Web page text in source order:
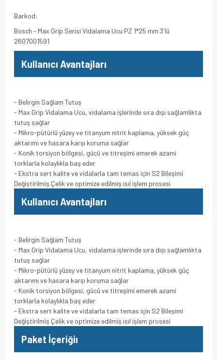
Barkod:
Bosch - Max Grip Serisi Vidalama Ucu PZ 1*25 mm 3'lü
2607001591
Kullanıcı Avantajları
- Belirgin Sağlam Tutuş
- Max Grip Vidalama Ucu, vidalama işlerinde sıra dışı sağlamlıkta
tutuş sağlar
- Mikro-pütürlü yüzey ve titanyum nitrit kaplama, yüksek güç
aktarımı ve hasara karşı koruma sağlar
- Konik torsiyon bölgesi, gücü ve titreşimi emerek azami
torklarla kolaylıkla baş eder
- Ekstra sert kalite ve vidalarla tam temas için S2 Bileşimi
Değiştirilmiş Çelik ve optimize edilmiş ısıl işlem prosesi
Kullanıcı Avantajları
- Belirgin Sağlam Tutuş
- Max Grip Vidalama Ucu, vidalama işlerinde sıra dışı sağlamlıkta
tutuş sağlar
- Mikro-pütürlü yüzey ve titanyum nitrit kaplama, yüksek güç
aktarımı ve hasara karşı koruma sağlar
- Konik torsiyon bölgesi, gücü ve titreşimi emerek azami
torklarla kolaylıkla baş eder
- Ekstra sert kalite ve vidalarla tam temas için S2 Bileşimi
Değiştirilmiş Çelik ve optimize edilmiş ısıl işlem prosesi
Paket İçeriğiı